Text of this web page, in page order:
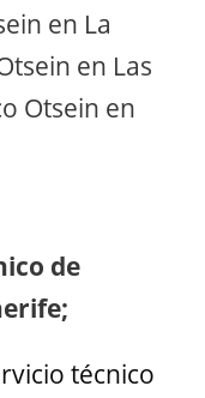
en La
en Las
Otsein en
de
técnico